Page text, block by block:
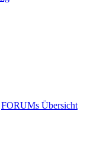
FORUMs Übersicht